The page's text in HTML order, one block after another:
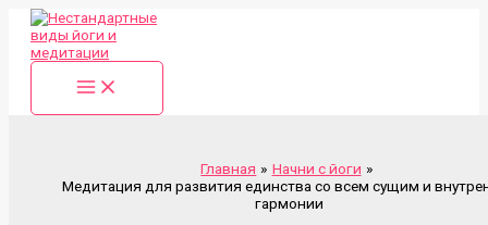
Перейти
содержимому
Главная
Начни с йоги
Медитация для развития единства со всем сущим и
гармонии